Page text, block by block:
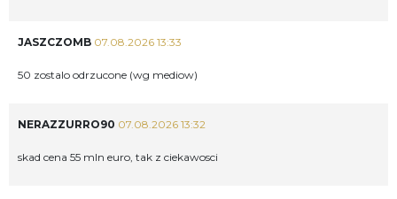
JASZCZOMB 07.08.2026 13:33
50 zostalo odrzucone (wg mediow)
NERAZZURRO90 07.08.2026 13:32
skad cena 55 mln euro, tak z ciekawosci